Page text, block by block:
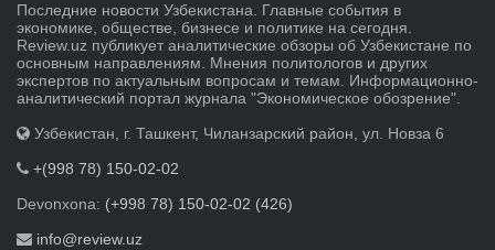
Последние новости Узбекистана. Главные события в
экономике, обществе, бизнесе и политике на сегодня.
Review.uz публикует аналитические обзоры об Узбекистане по
основным направлениям. Мнения политологов и других
экспертов по актуальным вопросам и темам. Информационно-
аналитический портал журнала "Экономическое обозрение".
Узбекистан, г. Ташкент, Чиланзарский район, ул. Новза 6
+(998 78) 150-02-02
Devonxona: (+998 78) 150-02-02 (426)
info@review.uz